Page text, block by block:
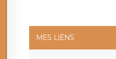
MES LIENS